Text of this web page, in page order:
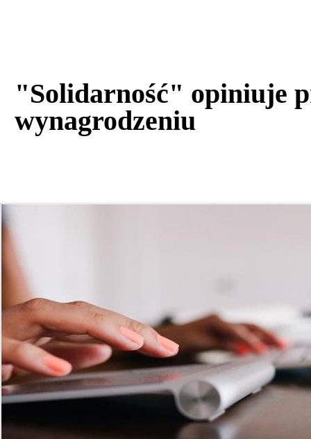
"Solidarność" opiniuje
wynagrodzeniu